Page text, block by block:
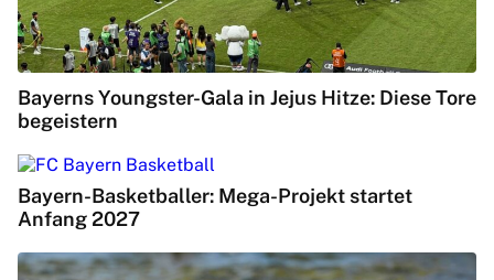
Bayerns Youngster-Gala in Jejus Hitze: Diese Tore
begeistern
Bayern-Basketballer: Mega-Projekt startet
Anfang 2027